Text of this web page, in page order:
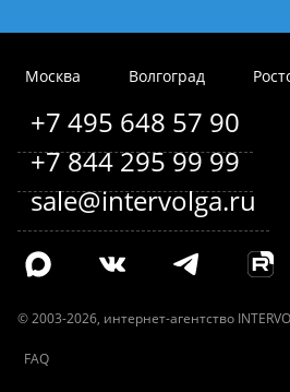
Москва Волгоград
+7 495 648 57 90
+7 844 295 99 99
sale@intervolga.ru
©2003-2026, интернет-агентство
FAQ